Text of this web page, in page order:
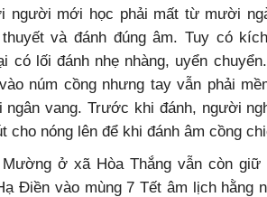
người mới học phải mất từ mười
và đánh đúng âm. Tuy có
có lối đánh nhẹ nhàng, uyển
núm cồng nhưng tay vẫn phải
ngân vang. Trước khi đánh, người
cho nóng lên để khi đánh âm cồng
ở xã Hòa Thắng vẫn còn giữ
Điền vào mùng 7 Tết âm lịch hằng